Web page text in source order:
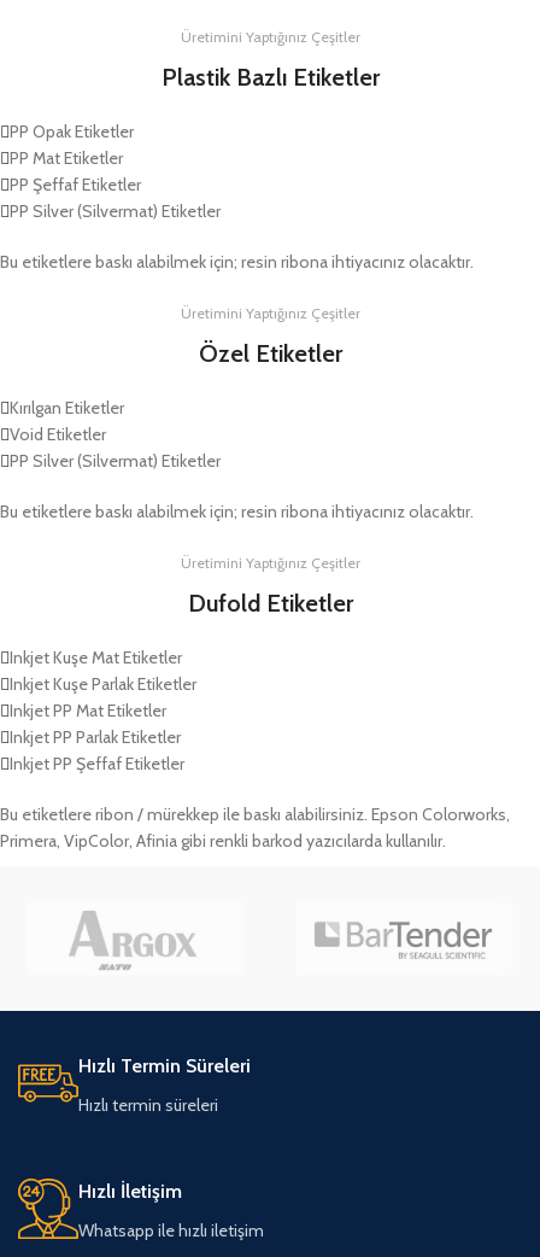
Üretimini Yaptığınız Çeşitler
Plastik Bazlı Etiketler
PP Opak Etiketler
PP Mat Etiketler
PP Şeffaf Etiketler
PP Silver (Silvermat) Etiketler
Bu etiketlere baskı alabilmek için; resin ribona ihtiyacınız olacaktır.
Üretimini Yaptığınız Çeşitler
Özel Etiketler
Kırılgan Etiketler
Void Etiketler
PP Silver (Silvermat) Etiketler
Bu etiketlere baskı alabilmek için; resin ribona ihtiyacınız olacaktır.
Üretimini Yaptığınız Çeşitler
Dufold Etiketler
Inkjet Kuşe Mat Etiketler
Inkjet Kuşe Parlak Etiketler
Inkjet PP Mat Etiketler
Inkjet PP Parlak Etiketler
Inkjet PP Şeffaf Etiketler
Bu etiketlere ribon / mürekkep ile baskı alabilirsiniz. Epson Colorworks,
Primera, VipColor, Afinia gibi renkli barkod yazıcılarda kullanılır.
Hızlı Termin Süreleri
Hızlı termin süreleri
Hızlı İletişim
Whatsapp ile hızlı iletişim